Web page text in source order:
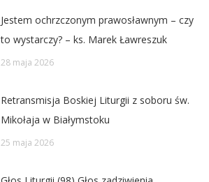
Jestem ochrzczonym prawosławnym – czy
to wystarczy? – ks. Marek Ławreszuk
28 maja 2026
Retransmisja Boskiej Liturgii z soboru św.
Mikołaja w Białymstoku
25 maja 2026